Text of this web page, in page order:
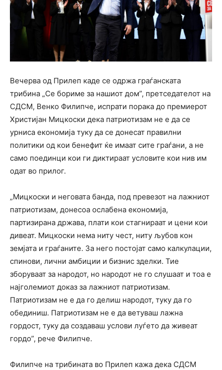
Вечерва од Прилеп каде се одржа граѓанската
трибина „Се бориме за нашиот дом”, претседателот на
СДСМ, Венко Филипче, испрати порака до премиерот
Христијан Мицкоски дека патриотизам не е да се
урниса економија туку да се донесат правилни
политики од кои бенефит ќе имаат сите граѓани, а не
само поединци кои ги диктираат условите кои нив им
одат во прилог.
„Мицкоски и неговата банда, под превезот на лажниот
патриотизам, донесоа ослабена економија,
партизирана држава, плати кои стагнираат и цени кои
дивеат. Мицкоски нема ниту чест, ниту љубов кон
земјата и граѓаните. За него постојат само калкулации,
спинови, лични амбиции и бизнис зделки. Тие
зборуваат за народот, но народот не го слушаат и тоа е
најголемиот доказ за лажниот патриотизам.
Патриотизам не е да го делиш народот, туку да го
обединиш. Патриотизам не е да ветуваш лажна
гордост, туку да создаваш услови луѓето да живеат
гордо”, рече Филипче.
Филипче на трибината во Прилеп кажа дека СДСМ